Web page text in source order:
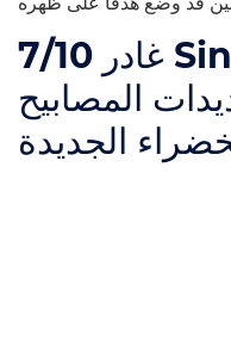
7/10
المصابيح
الجديدة